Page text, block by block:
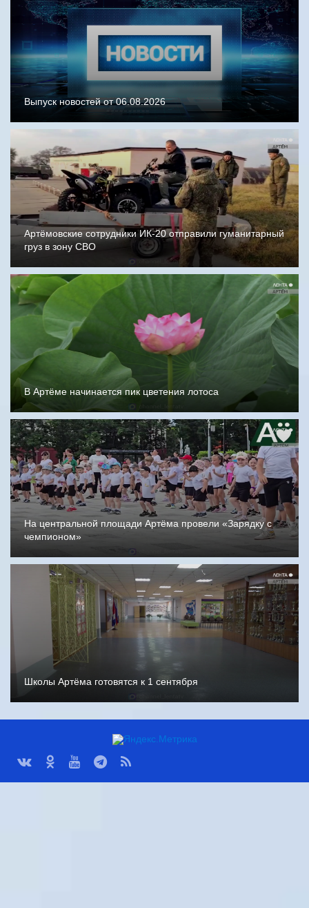
Выпуск новостей от 06.08.2026
Артёмовские сотрудники ИК-20 отправили гуманитарный
груз в зону СВО
В Артёме начинается пик цветения лотоса
На центральной площади Артёма провели «Зарядку с
чемпионом»
Школы Артёма готовятся к 1 сентября